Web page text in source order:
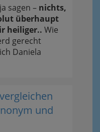
sagen – nichts,
überhaupt
heiliger.. Wie
gerecht
Daniela
und